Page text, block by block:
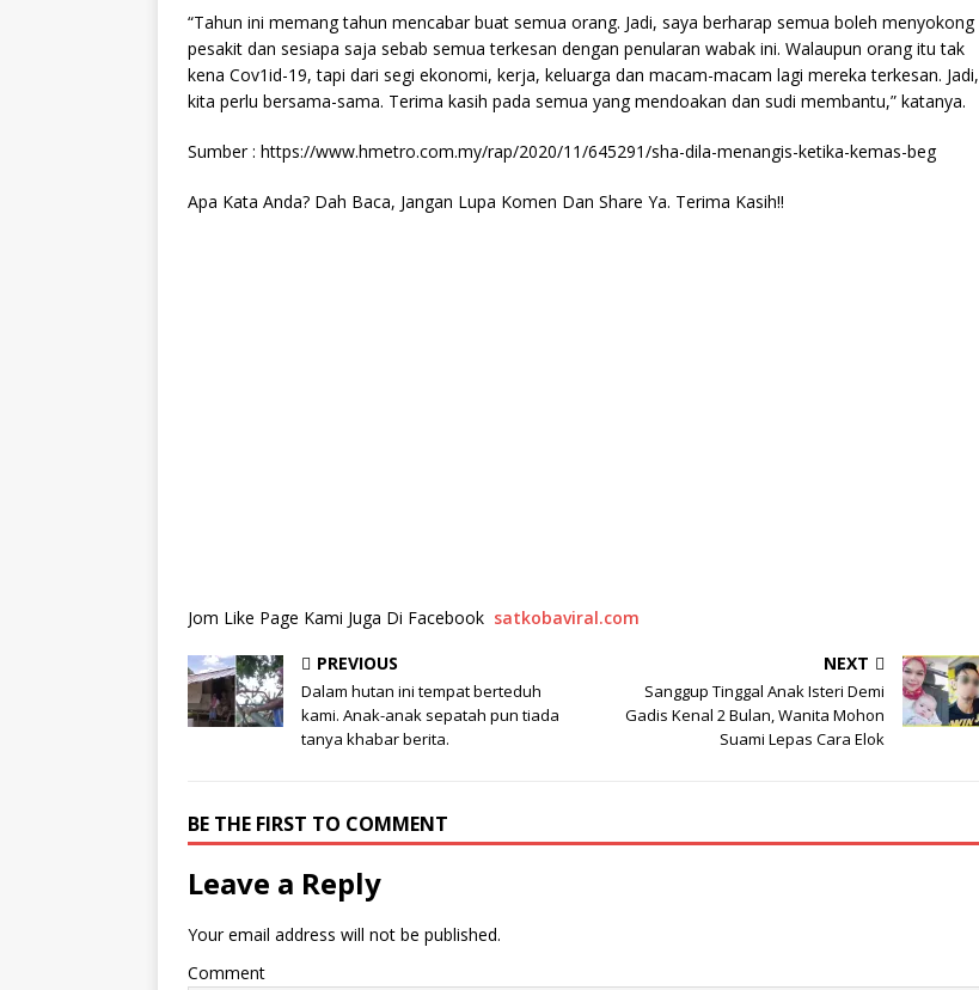
“Tahun ini memang tahun mencabar buat semua orang. Jadi, saya berharap semua boleh menyokong
pesakit dan sesiapa saja sebab semua terkesan dengan penularan wabak ini. Walaupun orang itu tak
kena Cov1id-19, tapi dari segi ekonomi, kerja, keluarga dan macam-macam lagi mereka terkesan. Jadi,
kita perlu bersama-sama. Terima kasih pada semua yang mendoakan dan sudi membantu,” katanya.
Sumber : https://www.hmetro.com.my/rap/2020/11/645291/sha-dila-menangis-ketika-kemas-beg
Apa Kata Anda? Dah Baca, Jangan Lupa Komen Dan Share Ya. Terima Kasih!!
Jom Like Page Kami Juga Di Facebook satkobaviral.com
PREVIOUS
Dalam hutan ini tempat berteduh
kami. Anak-anak sepatah pun tiada
tanya khabar berita.
NEXT
Sanggup Tinggal Anak Isteri Demi
Gadis Kenal 2 Bulan, Wanita Mohon
Suami Lepas Cara Elok
BE THE FIRST TO COMMENT
Leave a Reply
Your email address will not be published.
Comment